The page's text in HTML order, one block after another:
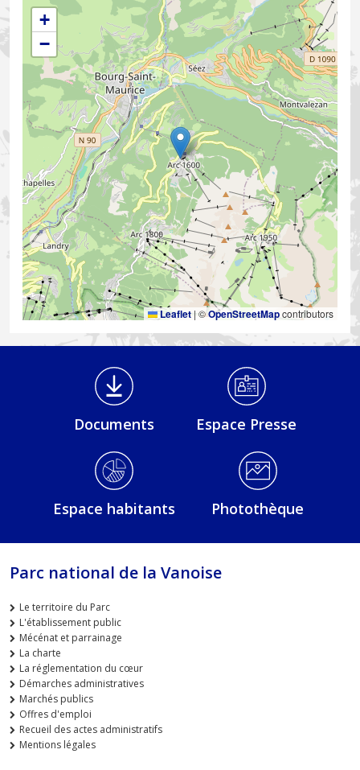
+
−
Leaflet | ©OpenStreetMapcontributors
Médiathèque Footer
Documents Espace Presse
Espace habitants Photothèque
Parc national de la Vanoise
Le territoire du Parc
L'établissement public
Mécénat et parrainage
La charte
La réglementation du cœur
Démarches administratives
Marchés publics
Offres d'emploi
Recueil des actes administratifs
Mentions légales